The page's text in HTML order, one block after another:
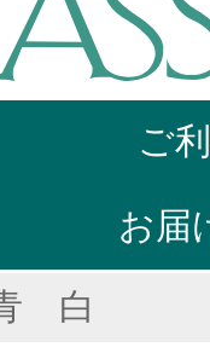
ご
お届
白